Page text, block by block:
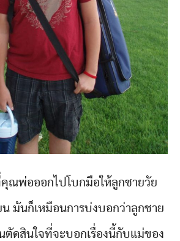
ณพ่อออกไปโบกมือให้ลูกชายวัย
น มันก็เหมือนการบ่งบอกว่าลูกชาย
ตัดสินใจที่จะบอกเรื่องนี้กับแม่ของ